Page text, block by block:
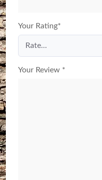
Your Rating*
Your Review *